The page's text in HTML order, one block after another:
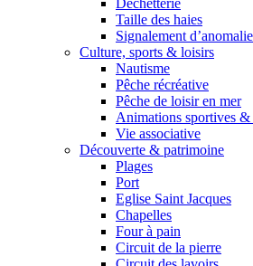
Taille des haies
Signalement
Culture, sports & loisirs
Nautisme
Pêche récréative
Pêche de loisir en mer
Animations sportives
Vie associative
Découverte & patrimoine
Plages
Port
Eglise Saint Jacques
Chapelles
Four à pain
Circuit de la pierre